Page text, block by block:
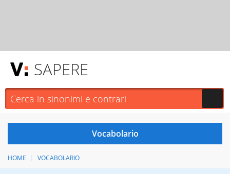
SAPERE
HOME VOCABOLARIO